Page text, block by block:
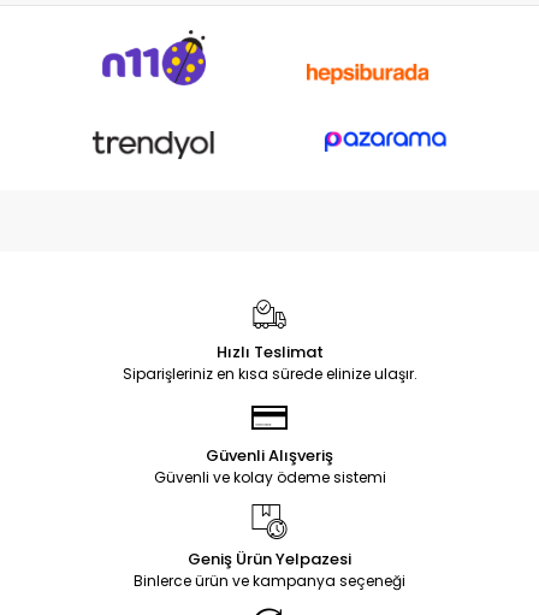
Hızlı Teslimat
Siparişleriniz en kısa sürede elinize ulaşır.
Güvenli Alışveriş
Güvenli ve kolay ödeme sistemi
Geniş Ürün Yelpazesi
Binlerce ürün ve kampanya seçeneği